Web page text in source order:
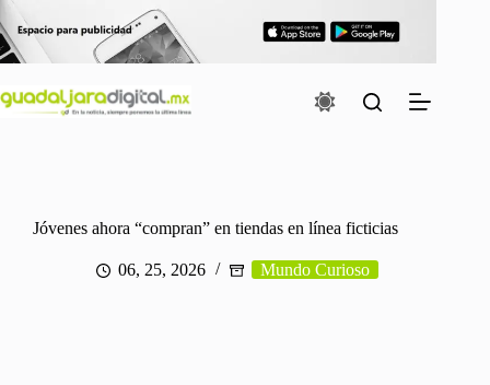
al
contenido
Jóvenes ahora “compran” en tiendas en línea ficticias
06, 25, 2026 Mundo Curioso